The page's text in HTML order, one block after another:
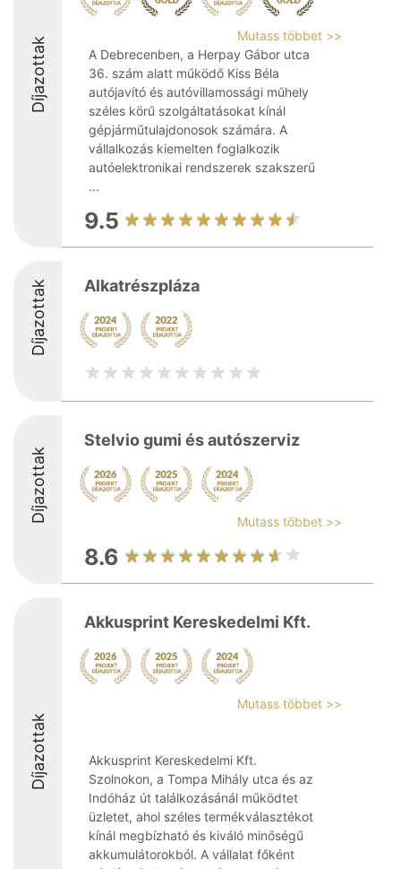
Díjazottak
Mutass többet >>
A Debrecenben, a Herpay Gábor utca
36. szám alatt működő Kiss Béla
autójavító és autóvillamossági műhely
széles körű szolgáltatásokat kínál
gépjárműtulajdonosok számára. A
vállalkozás kiemelten foglalkozik
autóelektronikai rendszerek szakszerű
...
9.5
Díjazottak Alkatrészpláza
Díjazottak
Stelvio gumi és autószerviz
Mutass többet >>
8.6
Díjazottak
Akkusprint Kereskedelmi Kft.
Mutass többet >>
Akkusprint Kereskedelmi Kft.
Szolnokon, a Tompa Mihály utca és az
Indóház út találkozásánál működtet
üzletet, ahol széles termékválasztékot
kínál megbízható és kiváló minőségű
akkumulátorokból. A vállalat főként